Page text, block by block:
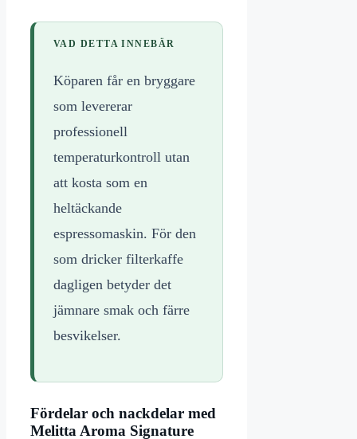
VAD DETTA INNEBÄR
Köparen får en bryggare
som levererar
professionell
temperaturkontroll utan
att kosta som en
heltäckande
espressomaskin. För den
som dricker filterkaffe
dagligen betyder det
jämnare smak och färre
besvikelser.
Fördelar och nackdelar med
Melitta Aroma Signature